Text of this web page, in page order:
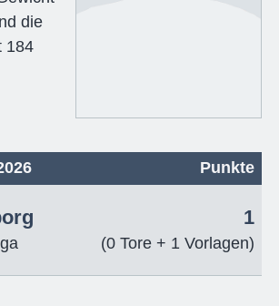
die
184
Punkte
1
(0 Tore + 1 Vorlagen)